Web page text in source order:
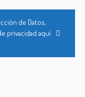
de Datos,
privacidad aquí